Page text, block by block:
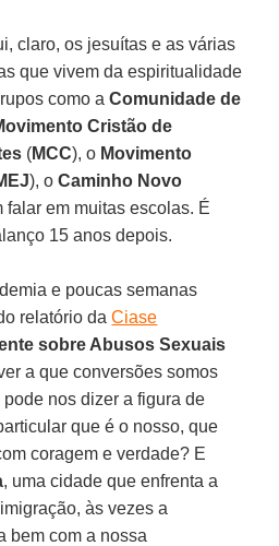
claro, os jesuítas e as várias
que vivem da espiritualidade
como aComunidade de
Cristão de
(MCC), o Movimento
), oCaminho Novo
falar em muitas escolas. É
15 anos depois.
e poucas semanas
relatório daCiase
sobre Abusos Sexuais
a que conversões somos
nos dizer a figura de
que é o nosso, que
coragem e verdade? E
, uma cidade que enfrenta a
às vezes a
bem com a nossa